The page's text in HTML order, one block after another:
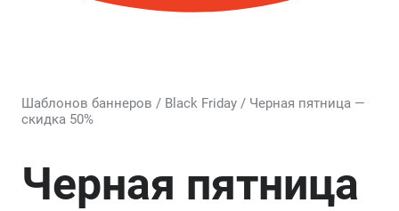
Шаблонов баннеров / Black Friday / Черная пятница —
скидка 50%
Черная пятница